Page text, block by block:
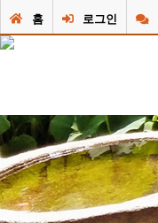
홈 로그인